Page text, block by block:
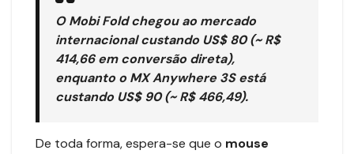
O Mobi Fold chegou ao mercado
internacional custando US$ 80(~ R$
414,66 em conversão direta),
enquanto o MX Anywhere 3S está
custando US$ 90(~ R$ 466,49).
De toda forma, espera-se que o mouse